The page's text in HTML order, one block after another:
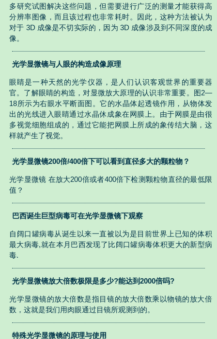
多研究试图解决这些问题，但需要进行广泛的测量才能获得高
分辨率图像，而且该过程也非常耗时。因此，这种方法被认为
对于 3D 成像是不切实际的，因为 3D 成像涉及到不同深度的成
像。
光学显微镜与人眼的构造成像原理
眼睛是一种天然的光学仪器，是人们认识客观世界的重要器
官。了解眼睛的构造，对显微放大原理的认识非常重要。图2—
18所示为右眼水平断面图。它的水晶体起透镜作用，从物体发
出的光线进入眼睛通过水晶休成象在网膜上。由于网膜是由很
多视觉细胞组成的，通过它能把网膜上所成的象传结大脑，这
样就产生了视觉。
光学显微镜200倍/400倍下可以看到直径多大的颗粒物？
光学显微镜 在放大200倍或者400倍下检测颗粒物直径的最低限
值？
巴西诞生巨型病毒可在光学显微镜下观察
自阔口罐病毒从诞生以来一直被以为是目前世界上已知的体积
最大病毒,就在本月巴西发现了比阔口罐病毒体积更大的新型病
毒.
光学显微镜放大倍数极限是多少?能达到2000倍吗?
光学显微镜的放大倍数是指目镜的放大倍数乘以物镜的放大倍
数，这就是我们用肉眼通过目镜所观测到的。
特殊光学显微镜的原理与使用